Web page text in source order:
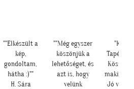
""Elkészült a
kép,
gondoltam,
hátha :)""
H. Sára
""Még egyszer
köszönjük a
lehetőséget, és
azt is, hogy
velünk
makis
Jó